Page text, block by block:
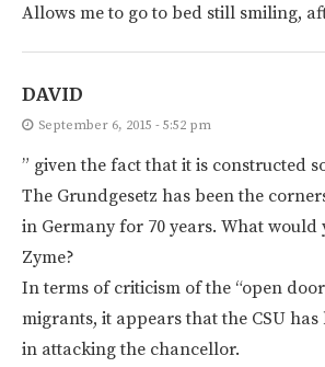
Allows me to go to bed still smiling,
DAVID
September 6, 2015 - 5:52 pm
” given the fact that it is constructed
The Grundgesetz has been the
in Germany for 70 years. What would
Zyme?
In terms of criticism of the “open
migrants, it appears that the CSU
in attacking the chancellor.